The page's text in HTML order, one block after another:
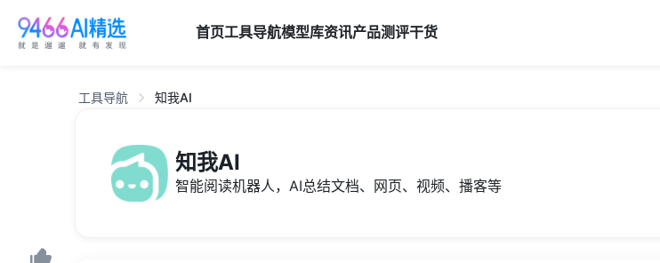
首页工具导航模型库资讯产品测评干货
工具导航 知我AI
知我AI
智能阅读机器人，AI总结文档、网页、视频、播客等